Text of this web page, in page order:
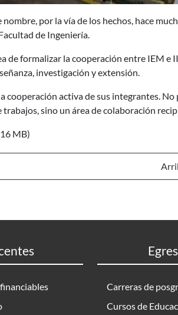
nombre, por la vía de los hechos, hace
de Ingeniería.
de formalizar la cooperación entre IEM
investigación y extensión.
cooperación activa de sus integrantes.
sino un área de colaboración
MB)
Carreras de
Cursos de